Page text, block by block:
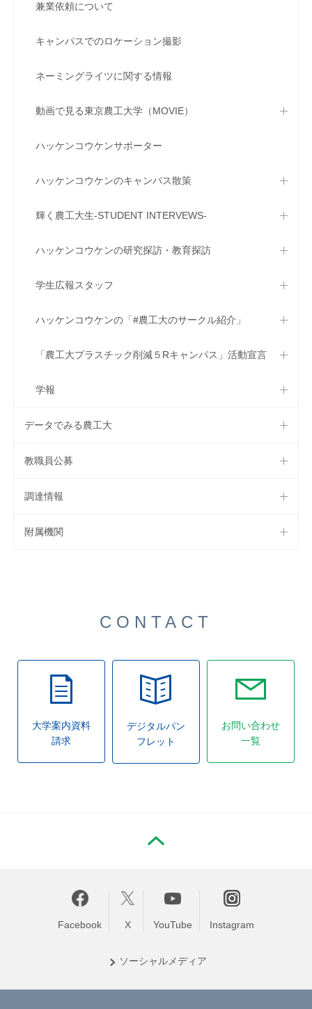
兼業依頼について
キャンパスでのロケーション撮影
ネーミングライツに関する情報
動画で見る東京農工大学（MOVIE）
ハッケンコウケンサポーター
ハッケンコウケンのキャンパス散策
輝く農工大生-STUDENT INTERVEWS-
ハッケンコウケンの研究探訪・教育探訪
学生広報スタッフ
ハッケンコウケンの「#農工大のサークル紹介」
「農工大プラスチック削減５Rキャンパス」活動宣言
学報
データでみる農工大
教職員公募
調達情報
附属機関
CONTACT
大学案内資料
請求
デジタルパン
フレット
お問い合わせ
一覧
Facebook X YouTube Instagram
ソーシャルメディア